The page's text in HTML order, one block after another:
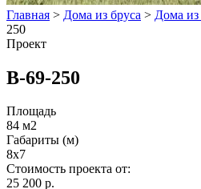
Главная > Дома из бруса > Дома из
250
Проект
В-69-250
Площадь
84 м2
Габариты (м)
8x7
Стоимость проекта от:
25 200 р.